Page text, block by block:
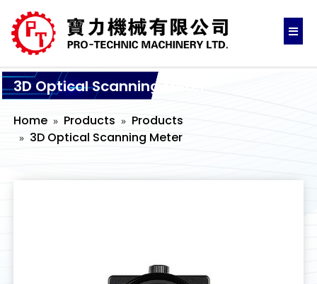
3D Optical Scanning Meter
Home Products
Products
3D Optical Scanning Meter